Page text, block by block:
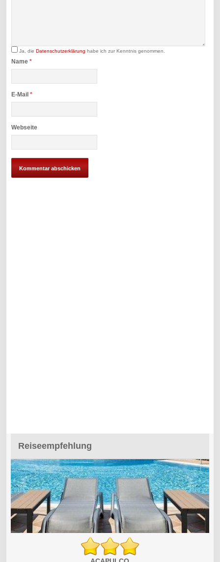
Ja, dieDatenschutzerklärung habe ich zur Kenntnis genommen.
Name*
E-Mail*
Webseite
Reiseempfehlung